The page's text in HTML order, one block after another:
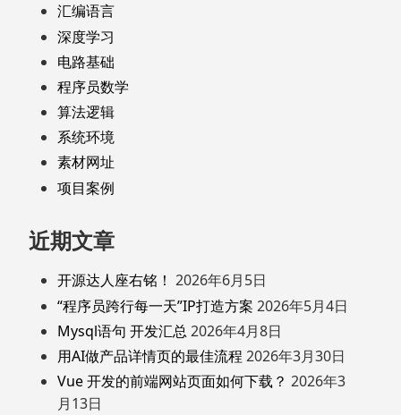
汇编语言
深度学习
电路基础
程序员数学
算法逻辑
系统环境
素材网址
项目案例
近期文章
开源达人座右铭！ 2026年6月5日
“程序员跨行每一天”IP打造方案 2026年5月4日
Mysql语句 开发汇总 2026年4月8日
用AI做产品详情页的最佳流程 2026年3月30日
Vue 开发的前端网站页面如何下载？ 2026年3
月13日